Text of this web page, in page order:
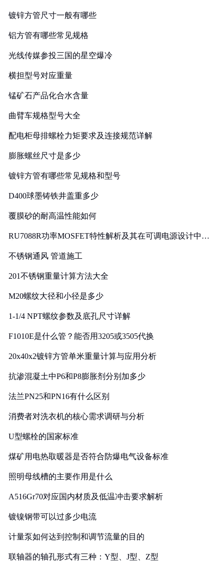
镀锌方管尺寸一般有哪些
铝方管有哪些常见规格
光线传媒参投三国的星空爆冷
横担型号对应重量
锰矿石产品化合水含量
曲臂车规格型号大全
配电柜母排螺栓力矩要求及连接规范详解
膨胀螺丝尺寸是多少
镀锌方管有哪些常见规格和型号
D400球墨铸铁井盖重多少
覆膜砂的耐高温性能如何
RU7088R功率MOSFET特性解析及其在可调电源设计中的
不锈钢通风 管道施工
201不锈钢重量计算方法大全
M20螺纹大径和小径是多少
1-1/4 NPT螺纹参数及底孔尺寸详解
F1010E是什么管？能否用3205或3505代换
20x40x2镀锌方管单米重量计算与应用分析
抗渗混凝土中P6和P8膨胀剂分别加多少
法兰PN25和PN16有什么区别
消费者对洗衣机的核心需求调研与分析
U型螺栓的国家标准
煤矿用电热取暖器是否符合防爆电气设备标准
照明母线槽的主要作用是什么
A516Gr70对应国内材质及低温冲击要求解析
镀镍钢带可以过多少电流
计量泵如何达到控制和调节流量的目的
联轴器的轴孔形式有三种：Y型、J型、Z型